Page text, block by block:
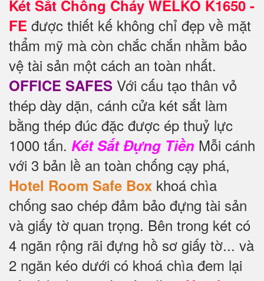
Két Sắt Chống Cháy WELKO K1650 -
FE được thiết kế không chỉ đẹp về mặt
thẩm mỹ mà còn chắc chắn nhằm bảo
vệ tài sản một cách an toàn nhất.
OFFICE SAFES Với cấu tạo thân vỏ
thép dày dặn, cánh cửa két sắt làm
bằng thép đúc đặc được ép thuỷ lực
1000 tấn. Két Sắt Đựng Tiền Mỗi cánh
với 3 bản lề an toàn chống cạy phá,
Hotel Room Safe Box khoá chìa
chống sao chép đảm bảo đựng tài sản
và giấy tờ quan trọng. Bên trong két có
4 ngăn rộng rãi đựng hồ sơ giấy tờ... và
2 ngăn kéo dưới có khoá chìa đem lại